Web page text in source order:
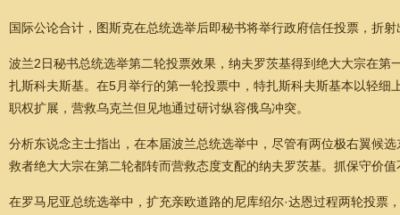
国际公论合计，图斯克在总统选举后即秘书将举行政府信任投票，折
波兰2日秘书总统选举第二轮投票效果，纳夫罗茨基得到绝大大宗在
扎斯科夫斯基。在5月举行的第一轮投票中，特扎斯科夫斯基本以轻
职权扩展，营救乌克兰但见地通过研讨纵容俄乌冲突。
分析东说念主士指出，在本届波兰总统选举中，尽管有两位极右翼候
救者绝大大宗在第二轮都转而营救态度支配的纳夫罗茨基。抓保守价
在罗马尼亚总统选举中，扩充亲欧道路的尼库绍尔·达恩过程两轮投